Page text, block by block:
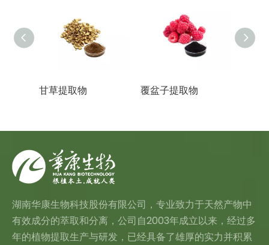
甘草提取物 覆盆子提取物
湖南华康生物科技股份有限公司，专业致力于天然产物中
有效成分的萃取和分离，公司自2003年成立以来，经过多
年的植物提取生产与研发，已经具备了雄厚的实力并积累